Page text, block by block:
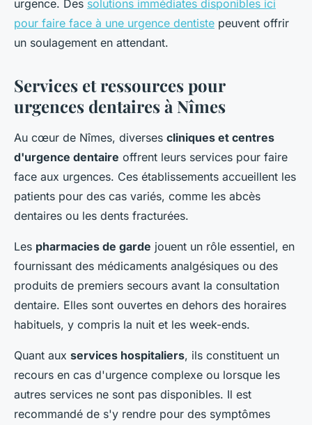
urgence. Des solutions immédiates disponibles ici
pour faire face à une urgence dentiste peuvent offrir
un soulagement en attendant.
Services et ressources pour
urgences dentaires à Nîmes
Au cœur de Nîmes, diverses cliniques et centres
d'urgence dentaire offrent leurs services pour faire
face aux urgences. Ces établissements accueillent les
patients pour des cas variés, comme les abcès
dentaires ou les dents fracturées.
Les pharmacies de garde jouent un rôle essentiel, en
fournissant des médicaments analgésiques ou des
produits de premiers secours avant la consultation
dentaire. Elles sont ouvertes en dehors des horaires
habituels, y compris la nuit et les week-ends.
Quant aux services hospitaliers, ils constituent un
recours en cas d'urgence complexe ou lorsque les
autres services ne sont pas disponibles. Il est
recommandé de s'y rendre pour des symptômes